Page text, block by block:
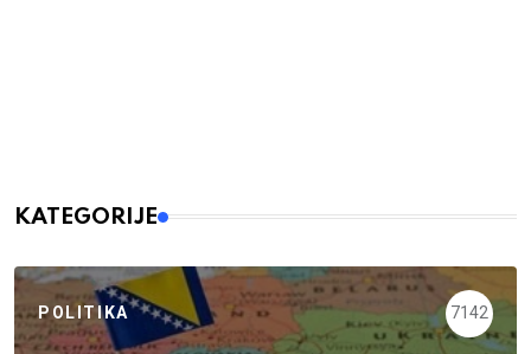
KATEGORIJE
POLITIKA 7142